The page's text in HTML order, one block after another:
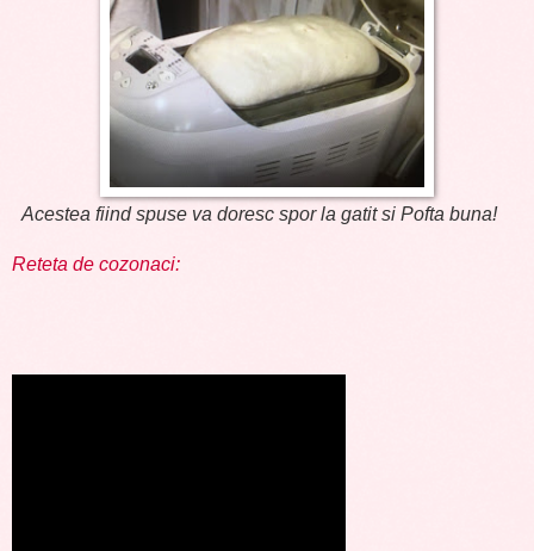
Acestea fiind spuse va doresc spor la gatit si Pofta buna!
Reteta de cozonaci: